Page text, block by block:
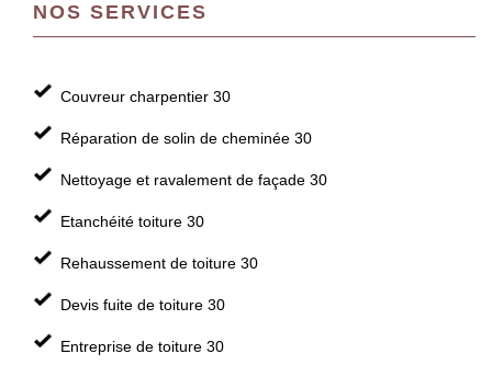
NOS SERVICES
Couvreur charpentier 30
Réparation de solin de cheminée 30
Nettoyage et ravalement de façade 30
Etanchéité toiture 30
Rehaussement de toiture 30
Devis fuite de toiture 30
Entreprise de toiture 30